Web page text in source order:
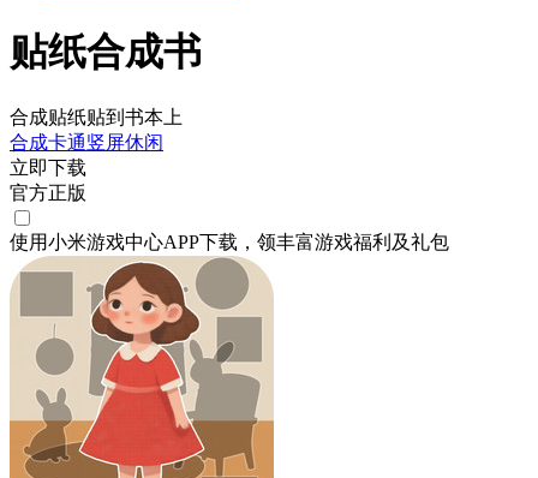
贴纸合成书
合成贴纸贴到书本上
合成卡通竖屏休闲
立即下载
官方正版
使用小米游戏中心APP下载 ，领丰富游戏福利 及礼包